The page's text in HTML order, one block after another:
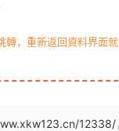
轉，重新返回資料界面
12338/